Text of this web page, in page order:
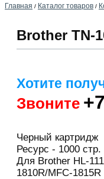
Главная / Каталог товаров /
Brother TN-
Хотите
Звоните
Черный картридж
Ресурс - 1000 стр.
Для Brother HL-
1810R/MFC-1815R